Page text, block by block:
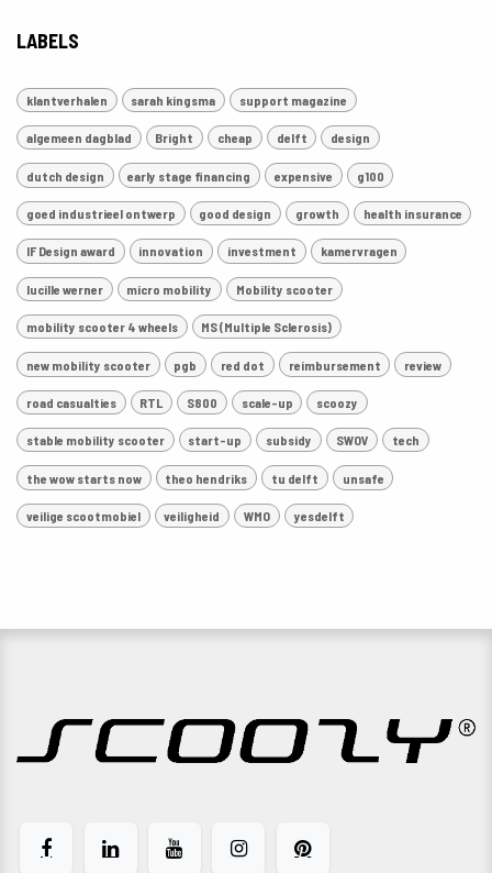
LABELS
klantverhalen sarah kingsma support magazine
algemeen dagblad Bright cheap delft design
dutch design early stage financing expensive g100
goed industrieel ontwerp good design growth health insurance
IF Design award innovation investment kamervragen
lucille werner micro mobility Mobility scooter
mobility scooter 4 wheels MS (Multiple Sclerosis)
new mobility scooter pgb red dot reimbursement review
road casualties RTL S800 scale-up scoozy
stable mobility scooter start-up subsidy SWOV tech
the wow starts now theo hendriks tu delft unsafe
veilige scootmobiel veiligheid WMO yesdelft